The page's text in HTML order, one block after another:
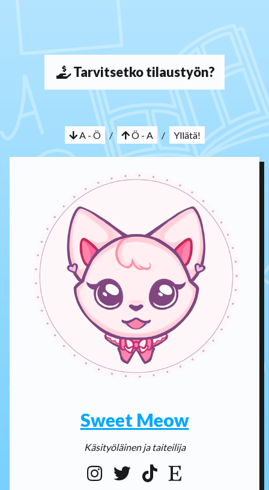
Tarvitsetko tilaustyön?
A - Ö / Ö - A / Yllätä!
Sweet Meow
Käsityöläinen ja taiteilija